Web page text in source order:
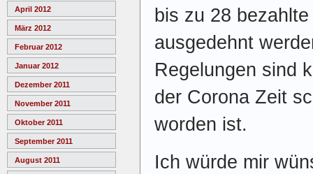
April 2012
März 2012
Februar 2012
Januar 2012
Dezember 2011
November 2011
Oktober 2011
September 2011
August 2011
bis zu 28
ausgedehnt
Regelungen sind
der Corona Zeit
worden ist.
Ich würde mir